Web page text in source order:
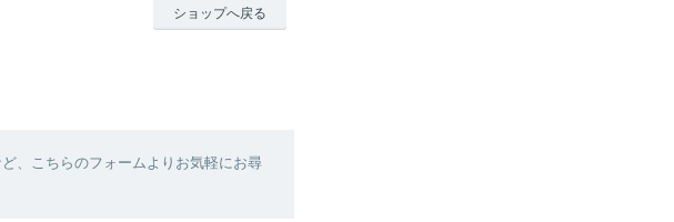
ショップへ戻る
、こちらのフォームよりお気軽にお尋